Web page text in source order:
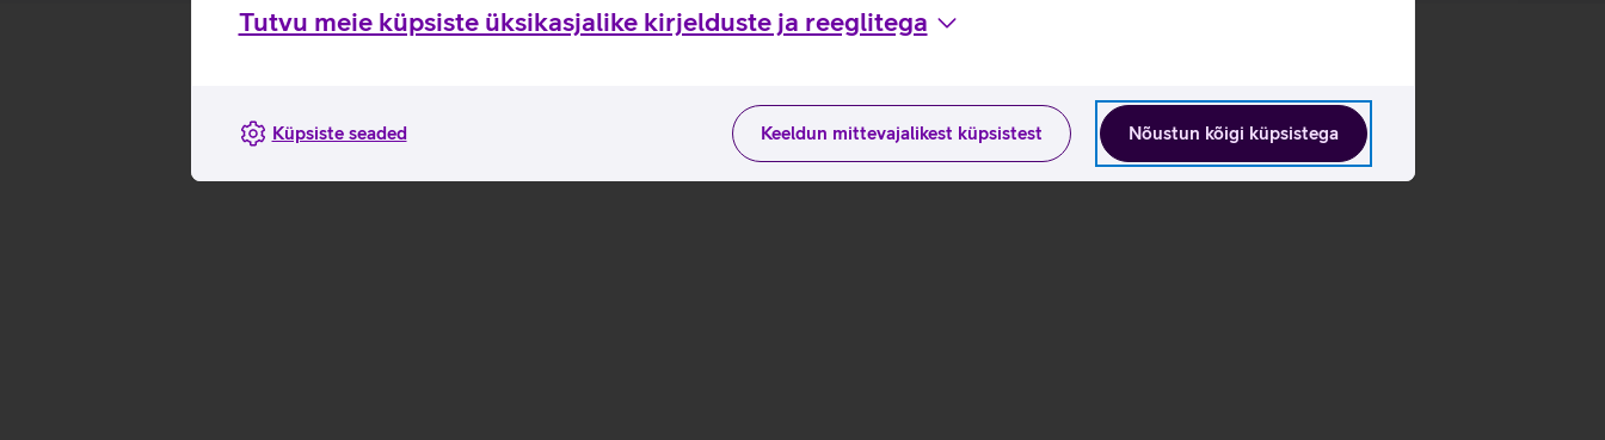
Tutvu meie küpsiste üksikasjalike kirjelduste ja reeglitega
Nõustun kõigi küpsistega
Keeldun mittevajalikest küpsistest
Küpsiste seaded